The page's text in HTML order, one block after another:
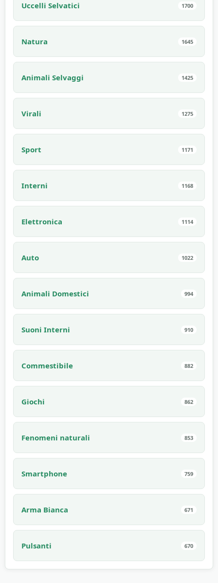
Uccelli Selvatici 1700
Natura 1645
Animali Selvaggi 1425
Virali 1275
Sport 1171
Interni 1168
Elettronica 1114
Auto 1022
Animali Domestici 994
Suoni Interni 910
Commestibile 882
Giochi 862
Fenomeni naturali 853
Smartphone 759
Arma Bianca 671
Pulsanti 670